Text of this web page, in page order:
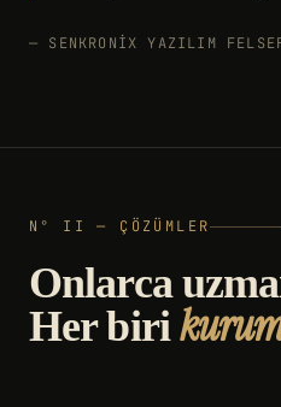
— SENKRONIX YAZILIM
N° II — ÇÖZÜMLER
Onlarca
Her biri